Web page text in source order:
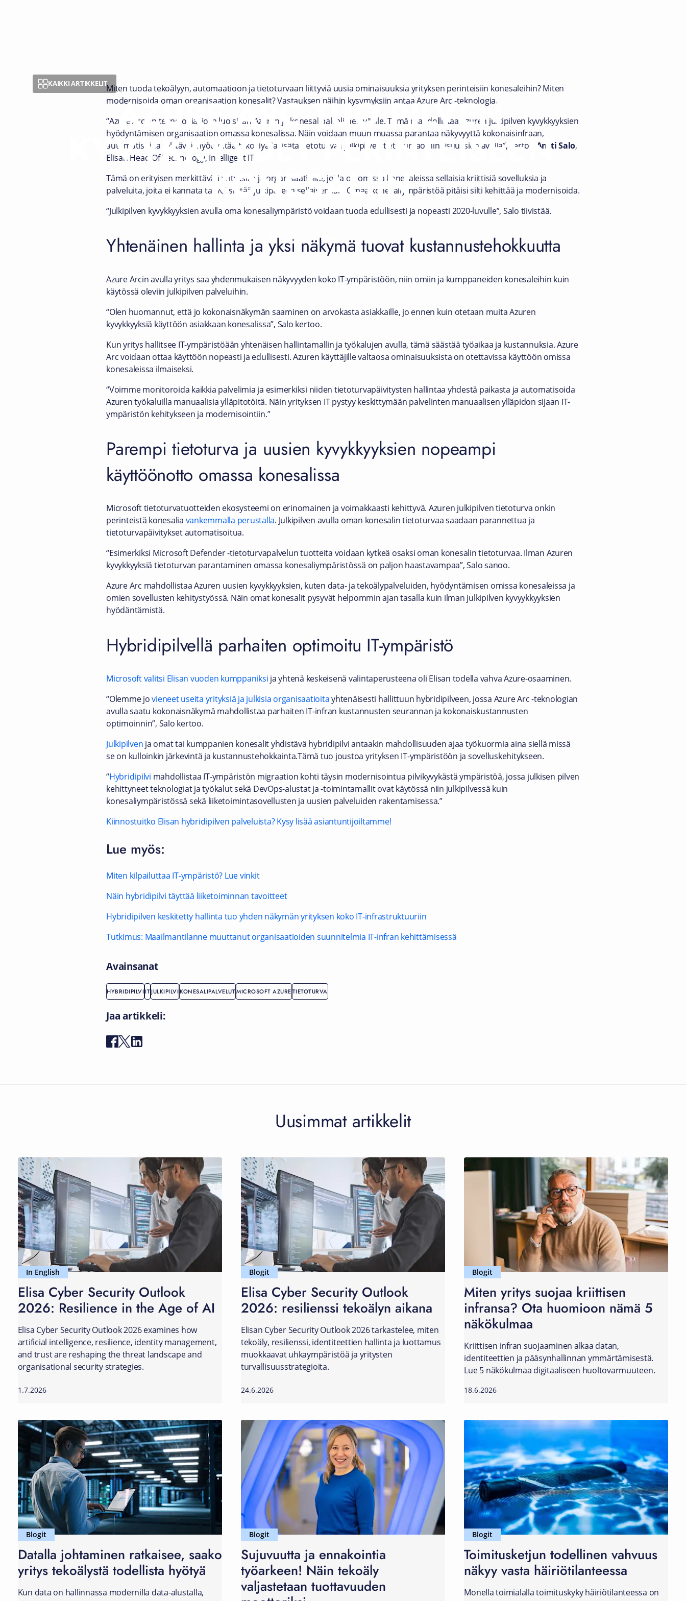
KAIKKI ARTIKKELIT
AZURE ARC TUO PILVEN
KYVYKKYYDET PERINTEISEEN
KONESALIIN
6.10.2023 Yleinen
Miten tuoda tekoälyyn, automaatioon ja tietoturvaan liittyviä uusia ominaisuuksia yrityksen perinteisiin konesaleihin? Miten
modernisoida oman organisaation konesalit? Vastauksen näihin kysymyksiin antaa Azure Arc -teknologia.
“Azure Arc on teknologia, joka luo sillan Azuren ja konesalipalvelimen välille. Tämä mahdollistaa Azuren julkipilven kyvykkyyksien
hyödyntämisen organisaation omassa konesalissa. Näin voidaan muun muassa parantaa näkyvyyttä kokonaisinfraan,
automatisoida tehtäviä, hyödyntää tekoälyä ja lisätä tietoturvaa julkipilven tietoturvaominaisuuksien avulla”, kertoo
Antti Salo,
Elisan Head Of Technology, Intelligent IT.
Tämä on erityisen merkittävää yrityksille ja organisaatioille, joilla on omissa konesaleissa sellaisia kriittisiä sovelluksia ja
palveluita, joita ei kannata tai voi siirtää julkipilveen sellaisenaan. Omaa konesaliympäristöä pitäisi silti kehittää ja modernisoida.
“Julkipilven kyvykkyyksien avulla oma konesaliympäristö voidaan tuoda edullisesti ja nopeasti 2020-luvulle”, Salo tiivistää.
Yhtenäinen hallinta ja yksi näkymä tuovat kustannustehokkuutta
Azure Arcin avulla yritys saa yhdenmukaisen näkyvyyden koko IT-ympäristöön, niin omiin ja kumppaneiden konesaleihin kuin
käytössä oleviin julkipilven palveluihin.
“Olen huomannut, että jo kokonaisnäkymän saaminen on arvokasta asiakkaille, jo ennen kuin otetaan muita Azuren
kyvykkyyksiä käyttöön asiakkaan konesalissa”, Salo kertoo.
Kun yritys hallitsee IT-ympäristöään yhtenäisen hallintamallin ja työkalujen avulla, tämä säästää työaikaa ja kustannuksia. Azure
Arc voidaan ottaa käyttöön nopeasti ja edullisesti. Azuren käyttäjille valtaosa ominaisuuksista on otettavissa käyttöön omissa
konesaleissa ilmaiseksi.
“Voimme monitoroida kaikkia palvelimia ja esimerkiksi niiden tietoturvapäivitysten hallintaa yhdestä paikasta ja automatisoida
Azuren työkaluilla manuaalisia ylläpitotöitä. Näin yrityksen IT pystyy keskittymään palvelinten manuaalisen ylläpidon sijaan IT-
ympäristön kehitykseen ja modernisointiin.”
Parempi tietoturva ja uusien kyvykkyyksien nopeampi
käyttöönotto omassa konesalissa
Microsoft tietoturvatuotteiden ekosysteemi on erinomainen ja voimakkaasti kehittyvä. Azuren julkipilven tietoturva onkin
perinteistä konesalia vankemmalla perustalla. Julkipilven avulla oman konesalin tietoturvaa saadaan parannettua ja
tietoturvapäivitykset automatisoitua.
“Esimerkiksi Microsoft Defender -tietoturvapalvelun tuotteita voidaan kytkeä osaksi oman konesalin tietoturvaa. Ilman Azuren
kyvykkyyksiä tietoturvan parantaminen omassa konesaliympäristössä on paljon haastavampaa”, Salo sanoo.
Azure Arc mahdollistaa Azuren uusien kyvykkyyksien, kuten data- ja tekoälypalveluiden, hyödyntämisen omissa konesaleissa ja
omien sovellusten kehitystyössä. Näin omat konesalit pysyvät helpommin ajan tasalla kuin ilman julkipilven kyvyykkyyksien
hyödäntämistä.
Hybridipilvellä parhaiten optimoitu IT-ympäristö
Microsoft valitsi ​​Elisan vuoden kumppaniksi ja yhtenä keskeisenä valintaperusteena oli Elisan todella vahva Azure-osaaminen.
“Olemme jo ​​vieneet useita yrityksiä ja julkisia organisaatioitayhtenäisesti hallittuun hybridipilveen, jossa Azure Arc -teknologian
avulla saatu kokonaisnäkymä mahdollistaa parhaiten IT-infran kustannusten seurannan ja kokonaiskustannusten
optimoinnin”, Salo kertoo.
Julkipilven ja omat tai kumppanien konesalit yhdistävä hybridipilvi antaakin mahdollisuuden ajaa työkuormia aina siellä missä
se on kulloinkin järkevintä ja kustannustehokkainta.Tämä tuo joustoa yrityksen IT-ympäristöön ja sovelluskehitykseen.
“Hybridipilvi mahdollistaa IT-ympäristön migraation kohti täysin modernisointua pilvikyvykästä ympäristöä, jossa julkisen pilven
kehittyneet teknologiat ja työkalut sekä DevOps-alustat ja -toimintamallit ovat käytössä niin julkipilvessä kuin
konesaliympäristössä sekä liiketoimintasovellusten ja uusien palveluiden rakentamisessa.”
Kiinnostuitko Elisan hybridipilven palveluista? Kysy lisää asiantuntijoiltamme!
Lue myös:
Miten kilpailuttaa IT-ympäristö? Lue vinkit
Näin hybridipilvi täyttää liiketoiminnan tavoitteet
Hybridipilven keskitetty hallinta tuo yhden näkymän yrityksen koko IT-infrastruktuuriin
Tutkimus: Maailmantilanne muuttanut organisaatioiden suunnitelmia IT-infran kehittämisessä
Avainsanat
HYBRIDIPILVIITJULKIPILVIKONESALIPALVELUTMICROSOFT AZURETIETOTURVA
Jaa artikkeli:
Uusimmat artikkelit
In English
Elisa Cyber Security Outlook
2026: Resilience in the Age of AI
Elisa Cyber Security Outlook 2026 examines how
artificial intelligence, resilience, identity management,
and trust are reshaping the threat landscape and
organisational security strategies.
1.7.2026
Blogit
Elisa Cyber Security Outlook
2026: resilienssi tekoälyn aikana
Elisan Cyber Security Outlook 2026 tarkastelee, miten
tekoäly, resilienssi, identiteettien hallinta ja luottamus
muokkaavat uhkaympäristöä ja yritysten
turvallisuusstrategioita.
24.6.2026
Blogit
Miten yritys suojaa kriittisen
infransa? Ota huomioon nämä 5
näkökulmaa
Kriittisen infran suojaaminen alkaa datan,
identiteettien ja pääsynhallinnan ymmärtämisestä.
Lue 5 näkökulmaa digitaaliseen huoltovarmuuteen.
18.6.2026
Blogit
Datalla johtaminen ratkaisee, saako
yritys tekoälystä todellista hyötyä
Kun data on hallinnassa modernilla data-alustalla,
Blogit
Sujuvuutta ja ennakointia
työarkeen! Näin tekoäly
valjastetaan tuottavuuden
Blogit
Toimitusketjun todellinen vahvuus
näkyy vasta häiriötilanteessa
Monella toimialalla toimituskyky häiriötilanteessa on